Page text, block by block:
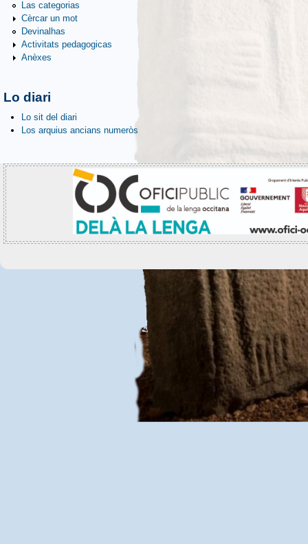
Las categorias
Cèrcar un mot
Devinalhas
Activitats pedagogicas
Anèxes
Lo diari
Lo sit del diari
Los arquius ancians numeròs